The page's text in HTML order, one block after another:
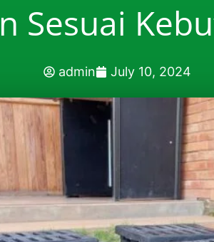
Sesuai
admin July 10, 2024